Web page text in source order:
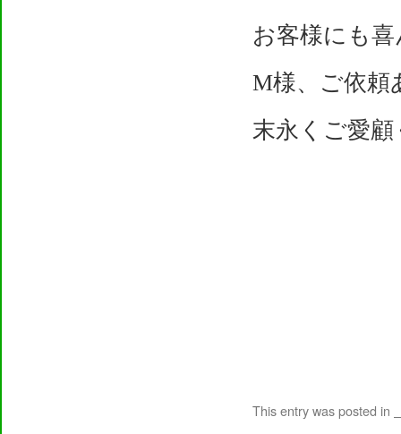
お客様にも
M様、ご依頼
末永くご愛
This entry was posted in